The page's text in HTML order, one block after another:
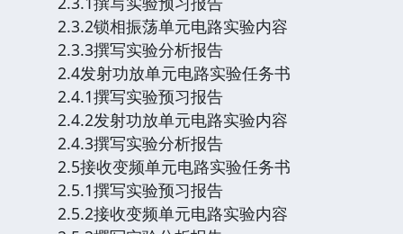
2.3.2锁相振荡单元电路实验内容
2.3.3撰写实验分析报告
2.4发射功放单元电路实验任务书
2.4.1撰写实验预习报告
2.4.2发射功放单元电路实验内容
2.4.3撰写实验分析报告
2.5接收变频单元电路实验任务书
2.5.1撰写实验预习报告
2.5.2接收变频单元电路实验内容